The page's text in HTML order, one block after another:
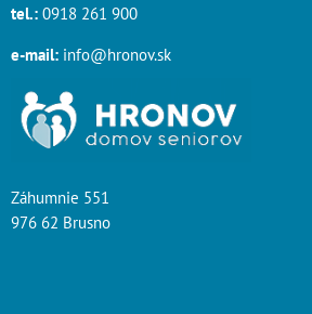
tel.: 0918 261 900
e-mail: info@hronov.sk
Záhumnie 551
976 62 Brusno